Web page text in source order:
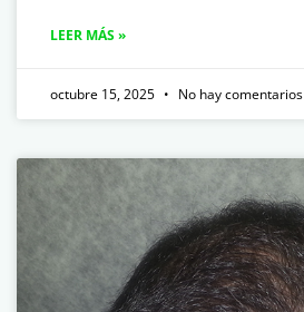
LEER MÁS »
octubre 15, 2025 No hay comentarios